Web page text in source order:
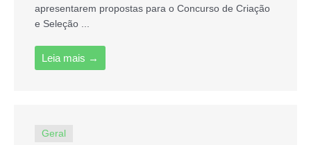
apresentarem propostas para o Concurso de Criação
e Seleção ...
Leia mais →
Geral